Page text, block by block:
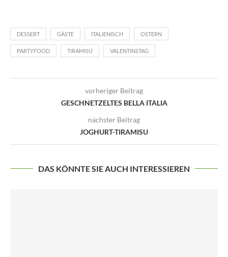
DESSERT GÄSTE ITALIENISCH OSTERN
PARTYFOOD TIRAMISU VALENTINSTAG
vorheriger Beitrag
GESCHNETZELTES BELLA ITALIA
nächster Beitrag
JOGHURT-TIRAMISU
DAS KÖNNTE SIE AUCH INTERESSIEREN